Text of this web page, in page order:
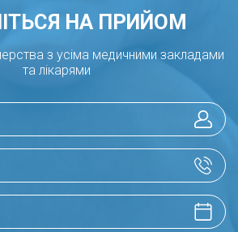
НА ПРИЙОМ
з усіма медичними закладами
та лікарями